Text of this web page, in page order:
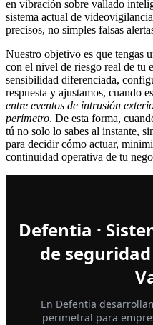
en vibración sobre vallado
sistema actual de
precisos, no simples falsas
Nuestro objetivo es que tengas
con el nivel de riesgo real de tu
sensibilidad diferenciada,
respuesta y ajustamos, cuando
entre eventos de intrusión
perímetro. De esta forma,
tú no solo lo sabes al instante,
para decidir cómo actuar,
continuidad operativa de tu
Defentia ·
de
En Defentia
perimetral para